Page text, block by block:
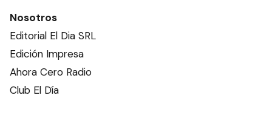
Nosotros
Editorial El Dia SRL
Edición Impresa
Ahora Cero Radio
Club El Día